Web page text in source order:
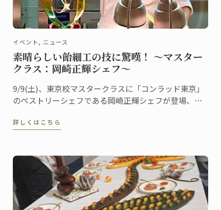
イベント, ニュース
素晴らしい飴細工の技に驚嘆！ ～マスター
クラス：岡崎正輝シェフ～
9/9(土)、東京校マスタークラスに「コンラッド東京」
のペストリーシェフである岡崎正輝シェフが登場、シ
た。
詳しくはこちら